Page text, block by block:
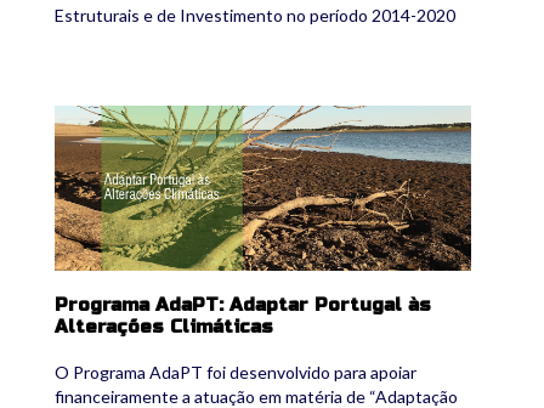
Estruturais e de Investimento no período 2014-2020
adapt.jpg
Programa AdaPT: Adaptar Portugal às
Alterações Climáticas
O Programa AdaPT foi desenvolvido para apoiar
financeiramente a atuação em matéria de “Adaptação